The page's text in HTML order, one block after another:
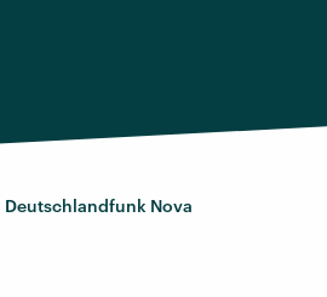
Deutschlandfunk Nova